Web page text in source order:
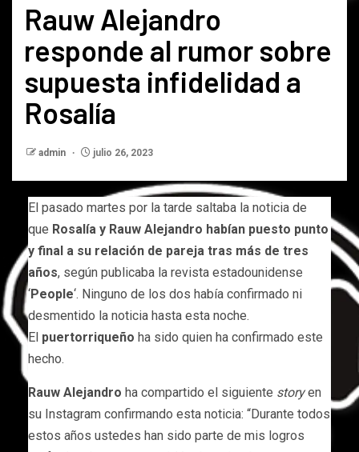
Rauw Alejandro
responde al rumor sobre
supuesta infidelidad a
Rosalía
admin julio 26, 2023
El pasado martes por la tarde saltaba la noticia de
que Rosalía y Rauw Alejandro habían puesto punto
y final a su relación de pareja tras más de tres
años, según publicaba la revista estadounidense
‘People‘. Ninguno de los dos había confirmado ni
desmentido la noticia hasta esta noche.
El puertorriqueño ha sido quien ha confirmado este
hecho.
Rauw Alejandro ha compartido el siguiente storyen
su Instagram confirmando esta noticia: “Durante todos
estos años ustedes han sido parte de mis logros